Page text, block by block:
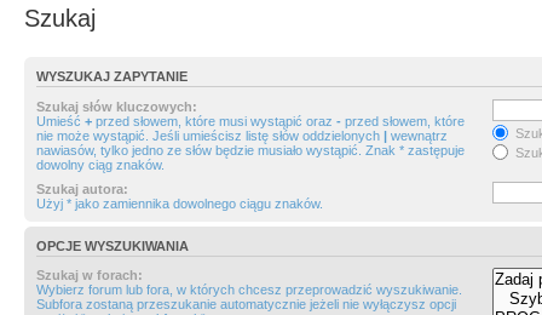
Szukaj
WYSZUKAJ ZAPYTANIE
Szukaj słów kluczowych:
Umieść + przed słowem, które musi wystąpić oraz - przed słowem, które
nie może wystąpić. Jeśli umieścisz listę słów oddzielonych | wewnątrz
nawiasów, tylko jedno ze słów będzie musiało wystąpić. Znak * zastępuje
dowolny ciąg znaków.
Szukaj autora:
Użyj * jako zamiennika dowolnego ciągu znaków.
OPCJE WYSZUKIWANIA
Szukaj w forach:
Wybierz forum lub fora, w których chcesz przeprowadzić wyszukiwanie.
Subfora zostaną przeszukanie automatycznie jeżeli nie wyłączysz opcji